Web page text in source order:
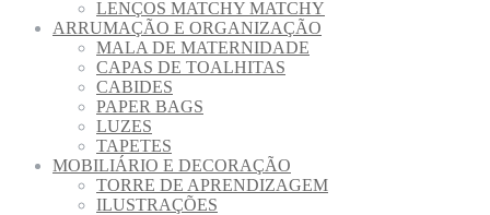
LENÇOS MATCHY MATCHY
ARRUMAÇÃO E ORGANIZAÇÃO
MALA DE MATERNIDADE
CAPAS DE TOALHITAS
CABIDES
PAPER BAGS
LUZES
TAPETES
MOBILIÁRIO E DECORAÇÃO
TORRE DE APRENDIZAGEM
ILUSTRAÇÕES